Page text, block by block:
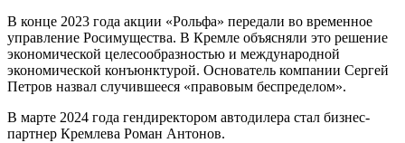
В конце 2023 года акции «Рольфа» передали во временное
управление Росимущества. В Кремле объясняли это решение
экономической целесообразностью и международной
экономической конъюнктурой. Основатель компании Сергей
Петров назвал случившееся «правовым беспределом».
В марте 2024 года гендиректором автодилера стал бизнес-
партнер Кремлева Роман Антонов.